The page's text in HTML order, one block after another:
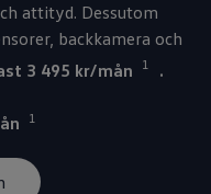
attityd. Dessutom
backkamera och
3 495 kr/mån 1 .
1